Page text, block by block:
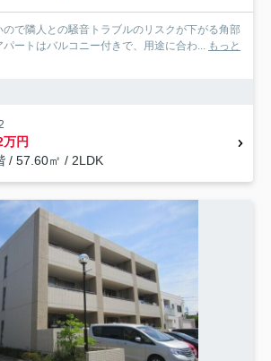
ので隣人との騒音トラブルのリスクが下がる角部
ートはバルコニー付きで、用途に合わ... もっと
万円
/ 57.60㎡ / 2LDK